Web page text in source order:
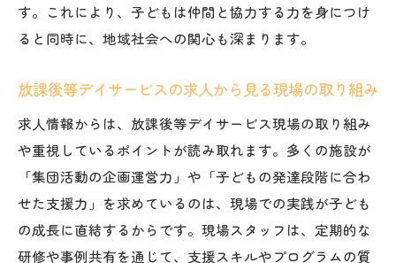
す。これにより、子どもは仲間と協力する力を身につけ
ると同時に、地域社会への関心も深まります。
放課後等デイサービスの求人から見る現場の取り組み
求人情報からは、放課後等デイサービス現場の取り組み
や重視しているポイントが読み取れます。多くの施設が
「集団活動の企画運営力」や「子どもの発達段階に合わ
せた支援力」を求めているのは、現場での実践が子ども
の成長に直結するからです。現場スタッフは、定期的な
研修や事例共有を通じて、支援スキルやプログラムの質